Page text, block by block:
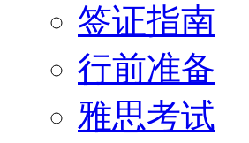
签证指南
行前准备
雅思考试